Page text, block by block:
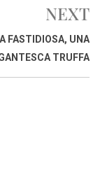
NEXT
FASTIDIOSA, UNA
TRUFFA